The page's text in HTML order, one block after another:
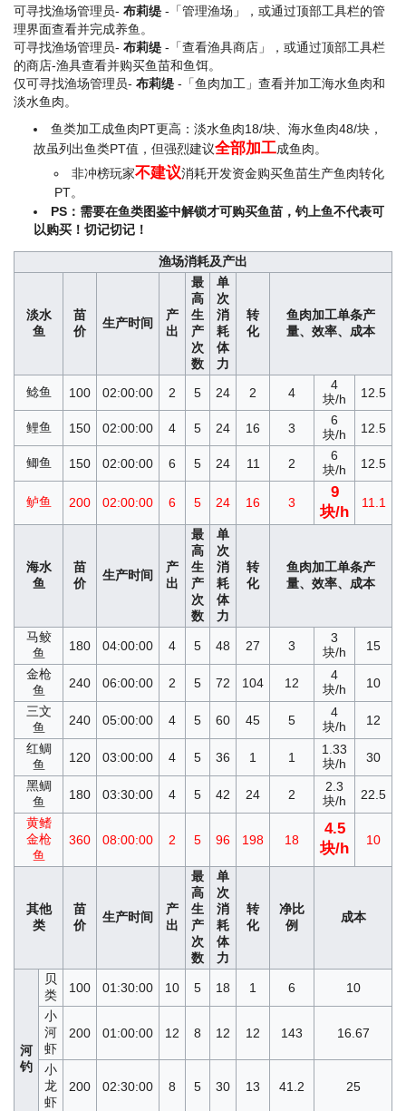
可寻找渔场管理员- 布莉缇 -「管理渔场」，或通过顶部工具栏的管
理界面查看并完成养鱼。
可寻找渔场管理员- 布莉缇 -「查看渔具商店」，或通过顶部工具栏
的商店-渔具查看并购买鱼苗和鱼饵。
仅可寻找渔场管理员- 布莉缇 -「鱼肉加工」查看并加工海水鱼肉和
淡水鱼肉。
鱼类加工成鱼肉PT更高：淡水鱼肉18/块、海水鱼肉48/块，
故虽列出鱼类PT值，但强烈建议全部加工成鱼肉。
非冲榜玩家不建议消耗开发资金购买鱼苗生产鱼肉转化
PT。
PS：需要在鱼类图鉴中解锁才可购买鱼苗，钓上鱼不代表可
以购买！切记切记！
渔场消耗及产出
淡水
鱼
苗
价
生产时间
产
出
最
高
生
产
次
数
单
次
消
耗
体
力
转
化
鱼肉加工单条产
量、效率、成本
鲶鱼 100 02:00:00 2 5 24 2 4
4
块/h
12.5
鲤鱼 150 02:00:00 4 5 24 16 3
6
块/h
12.5
鲫鱼 150 02:00:00 6 5 24 11 2
6
块/h
12.5
鲈鱼 200 02:00:00 6 5 24 16 3
9
块/h
11.1
海水
鱼
苗
价
生产时间
产
出
最
高
生
产
次
数
单
次
消
耗
体
力
转
化
鱼肉加工单条产
量、效率、成本
马鲛
鱼
180 04:00:00 4 5 48 27 3
3
块/h
15
金枪
鱼
240 06:00:00 2 5 72 104 12
4
块/h
10
三文
鱼
240 05:00:00 4 5 60 45 5
4
块/h
12
红鲷
鱼
120 03:00:00 4 5 36 1 1
1.33
块/h
30
黑鲷
鱼
180 03:30:00 4 5 42 24 2
2.3
块/h
22.5
黄鳍
金枪
鱼
360 08:00:00 2 5 96 198 18
4.5
块/h
10
其他
类
苗
价
生产时间
产
出
最
高
生
产
次
数
单
次
消
耗
体
力
转
化
净比
例
成本
河
钓
贝
类
100 01:30:00 10 5 18 1 6
10
小
河
虾
200 01:00:00 12 8 12 12 143 16.67
小
龙
虾
200 02:30:00 8 5 30 13 41.2 25